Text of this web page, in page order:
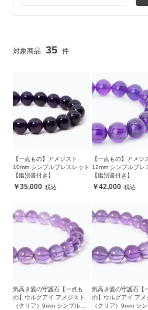
35
【一点もの】アメジスト
10mm シンプルブレスレット
【鑑別書付き】
35,000
【一点もの】アメジ
12mm シンプルブレ
【鑑別書付き】
42,000
気高き愛の守護石【一点も
の】ウルグアイ アメジスト
（クリア）9mm シンプルブ
気高き愛の守護石【
の】ウルグアイ アメ
（クリア）9mm シン